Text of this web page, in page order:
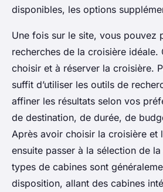
disponibles, les options
Une fois sur le site, vous pouvez
recherches de la croisière idéale.
choisir et à réserver la croisière.
suffit d’utiliser les outils de
affiner les résultats selon vos
de destination, de durée, de
Après avoir choisir la croisière et
ensuite passer à la sélection de
types de cabines sont
disposition, allant des cabines